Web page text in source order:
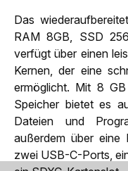
Das
RAM 8GB, SSD
verfügt über einen
Kernen, der eine
ermöglicht. Mit 8
Speicher bietet es
Dateien und
außerdem über eine
zwei USB-C-Ports,